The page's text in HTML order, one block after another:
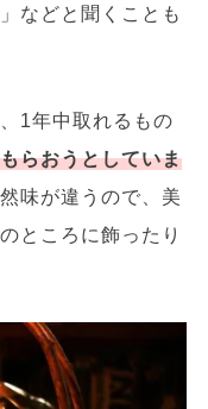
などと聞くことも
1年中取れるもの
らおうとしていま
味が違うので、美
ところに飾ったり